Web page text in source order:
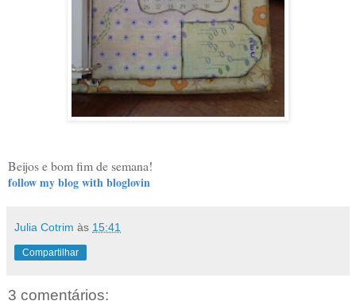
Beijos e bom fim de semana!
follow my blog with bloglovin
Julia Cotrim às 15:41
Compartilhar
3 comentários: